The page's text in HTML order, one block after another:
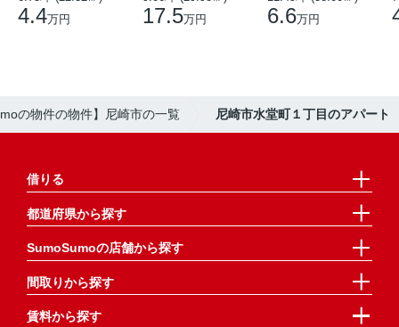
4.4万円 17.5万円 6.6万円
の物件の物件】尼崎市の一覧 尼崎市水堂町１丁目のアパート
借りる
都道府県から探す
SumoSumoの店舗から探す
間取りから探す
賃料から探す